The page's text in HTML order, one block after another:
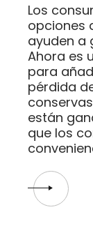
Los
opciones
ayuden a
Ahora es
para
pérdida
están
que los